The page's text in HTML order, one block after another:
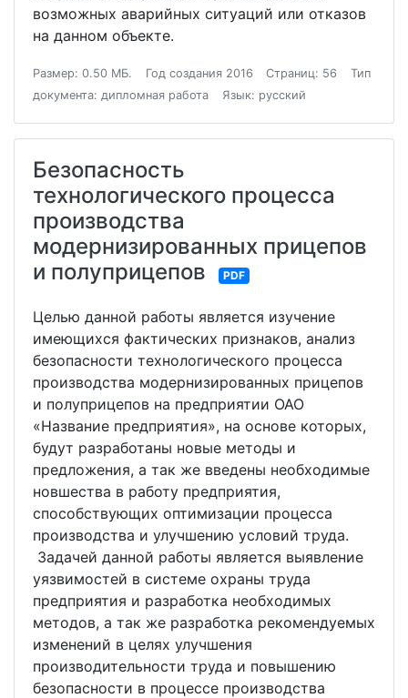
возможных аварийных ситуаций или отказов
на данном объекте.
Размер: 0.50 МБ. Год создания 2016 Страниц: 56
Тип
документа: дипломная работа
Язык: русский
Безопасность
технологического процесса
производства
модернизированных прицепов
и полуприцепов
PDF
Целью данной работы является изучение
имеющихся фактических признаков, анализ
безопасности технологического процесса
производства модернизированных прицепов
и полуприцепов на предприятии ОАО
«Название предприятия», на основе которых,
будут разработаны новые методы и
предложения, а так же введены необходимые
новшества в работу предприятия,
способствующих оптимизации процесса
производства и улучшению условий труда.
Задачей данной работы является выявление
уязвимостей в системе охраны труда
предприятия и разработка необходимых
методов, а так же разработка рекомендуемых
изменений в целях улучшения
производительности труда и повышению
безопасности в процессе производства